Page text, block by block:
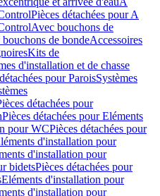
Pièces détachées pour A
Avec bouchons de
de bondeAccessoires
Kits de
d'installation et de chasse
pour ParoisSystèmes
détachées pour
Pièces détachées pour Eléments
pour WCPièces détachées pour
d'installation pour
d'installation pour
bidetsPièces détachées pour
Eléments d'installation pour
d'installation pour